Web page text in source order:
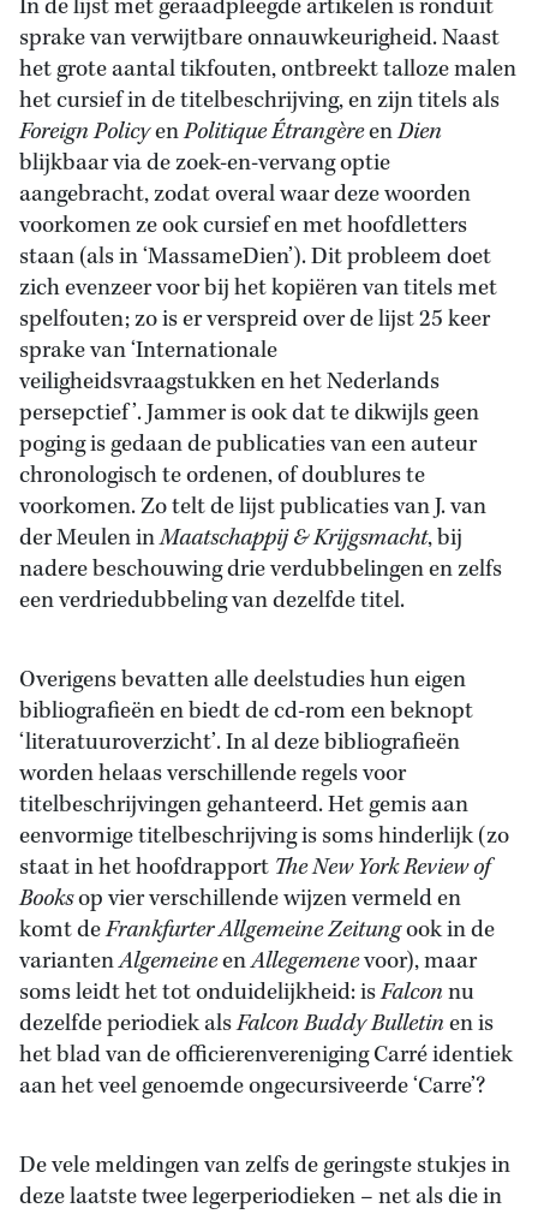
In de lijst met geraadpleegde artikelen is ronduit
sprake van verwijtbare onnauwkeurigheid. Naast
het grote aantal tikfouten, ontbreekt talloze malen
het cursief in de titelbeschrijving, en zijn titels als
Foreign PolicyenPolitique ÉtrangèreenDien
blijkbaar via de zoek-en-vervang optie
aangebracht, zodat overal waar deze woorden
voorkomen ze ook cursief en met hoofdletters
staan (als in ‘MassameDien’). Dit probleem doet
zich evenzeer voor bij het kopiëren van titels met
spelfouten; zo is er verspreid over de lijst 25 keer
sprake van ‘Internationale
veiligheidsvraagstukken en het Nederlands
persepctief’. Jammer is ook dat te dikwijls geen
poging is gedaan de publicaties van een auteur
chronologisch te ordenen, of doublures te
voorkomen. Zo telt de lijst publicaties van J. van
der Meulen inMaatschappij & Krijgsmacht, bij
nadere beschouwing drie verdubbelingen en zelfs
een verdriedubbeling van dezelfde titel.
Overigens bevatten alle deelstudies hun eigen
bibliografieën en biedt de cd-rom een beknopt
‘literatuuroverzicht’. In al deze bibliografieën
worden helaas verschillende regels voor
titelbeschrijvingen gehanteerd. Het gemis aan
eenvormige titelbeschrijving is soms hinderlijk (zo
staat in het hoofdrapport The New York Review of
Booksop vier verschillende wijzen vermeld en
komt deFrankfurter Allgemeine Zeitungook in de
variantenAlgemeineenAllegemenevoor), maar
soms leidt het tot onduidelijkheid: isFalconnu
dezelfde periodiek alsFalcon Buddy Bulletinen is
het blad van de officierenvereniging Carré identiek
aan het veel genoemde ongecursiveerde ‘Carre’?
De vele meldingen van zelfs de geringste stukjes in
deze laatste twee legerperiodieken – net als die in